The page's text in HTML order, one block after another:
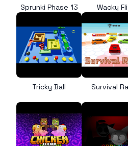
Sprunki Phase 13 Wacky
Tricky Ball Survival